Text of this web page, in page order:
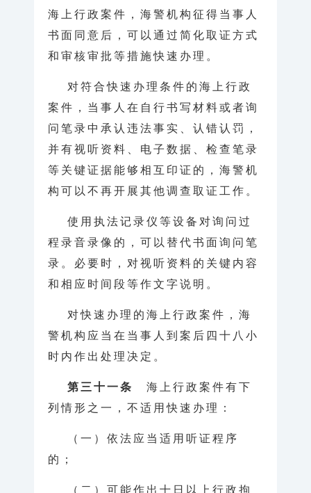
海上行政案件，海警机构征得当事人
书面同意后，可以通过简化取证方式
和审核审批等措施快速办理。
对符合快速办理条件的海上行政
案件，当事人在自行书写材料或者询
问笔录中承认违法事实、认错认罚，
并有视听资料、电子数据、检查笔录
等关键证据能够相互印证的，海警机
构可以不再开展其他调查取证工作。
使用执法记录仪等设备对询问过
程录音录像的，可以替代书面询问笔
录。必要时，对视听资料的关键内容
和相应时间段等作文字说明。
对快速办理的海上行政案件，海
警机构应当在当事人到案后四十八小
时内作出处理决定。
第三十一条
海上行政案件有下
列情形之一，不适用快速办理：
（一）依法应当适用听证程序
的；
（二）可能作出十日以上行政拘